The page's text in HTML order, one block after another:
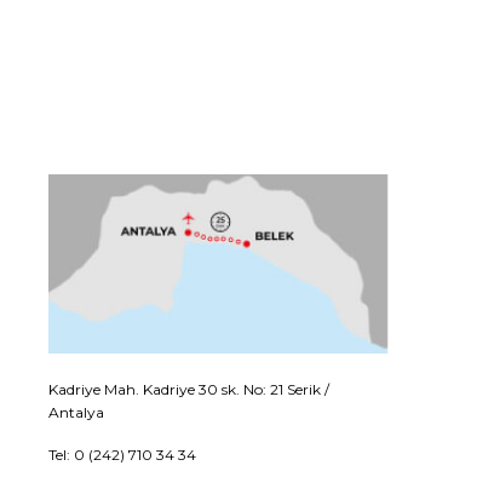
Kadriye Mah. Kadriye 30 sk. No: 21 Serik /
Antalya
Tel: 0 (242) 710 34 34